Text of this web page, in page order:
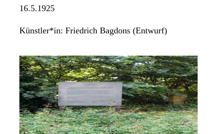
16.5.1925
Künstler*in: Friedrich Bagdons (Entwurf)